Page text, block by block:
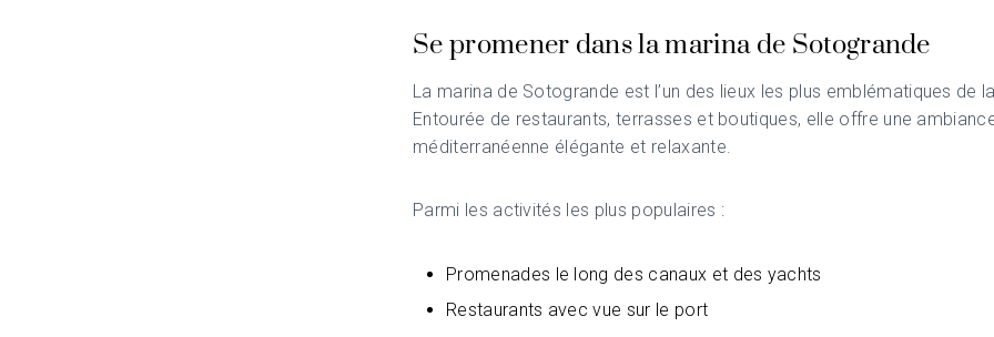
Se promener dans la marina de Sotogrande
La marina de Sotogrande est l’un des lieux les plus emblématiques de
Entourée de restaurants, terrasses et boutiques, elle offre une
méditerranéenne élégante et relaxante.
Parmi les activités les plus populaires :
Promenades le long des canaux et des yachts
Restaurants avec vue sur le port